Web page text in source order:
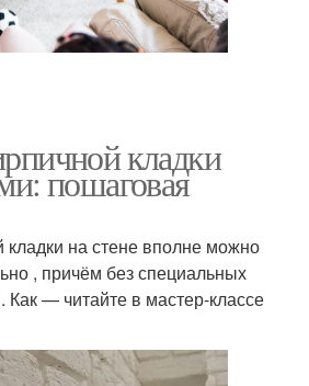
кладки
пошаговая
на стене вполне можно
, причём без специальных
Как — читайте в мастер-классе